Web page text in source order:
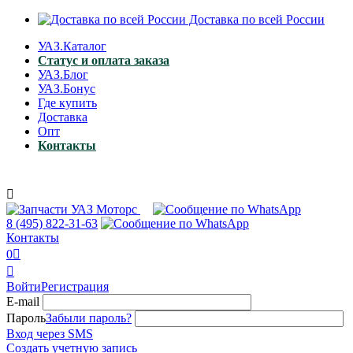
Доставка по всей России
УАЗ.Каталог
Статус и оплата заказа
УАЗ.Блог
УАЗ.Бонус
Где купить
Доставка
Опт
Контакты

8 (495) 822-31-63
Контакты
0

ВойтиРегистрация
E-mail
ПарольЗабыли пароль?
Вход через SMS
Создать учетную запись